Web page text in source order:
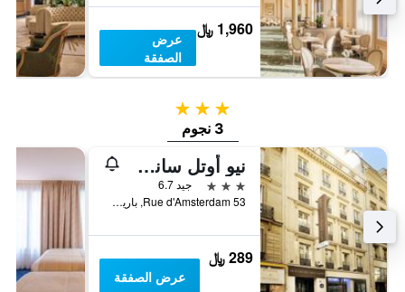
1,960 ﷼
عرض
الصفقة
3 نجوم
3 نجوم
نيو أوتل سانت لازار
3 نجوم
جيد 6.7
53 Rue d'Amsterdam, باريس, فرنسا
289 ﷼
عرض الصفقة